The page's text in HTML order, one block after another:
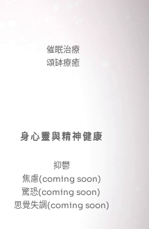
催眠治療
頌缽療癒
身心靈與精神健康
抑鬱
焦慮(coming soon)
驚恐(coming soon)
思覺失調(coming soon)